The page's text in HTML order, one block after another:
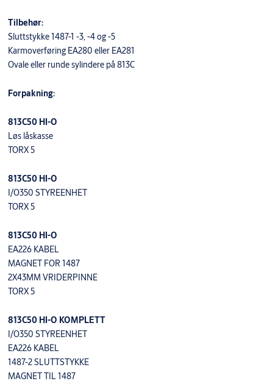
Tilbehør:
Sluttstykke 1487-1 -3, -4 og -5
Karmoverføring EA280 eller EA281
Ovale eller runde sylindere på 813C
Forpakning:
813C50 HI-O
Løs låskasse
TORX 5
813C50 HI-O
I/O350 STYREENHET
TORX 5
813C50 HI-O
EA226 KABEL
MAGNET FOR 1487
2X43MM VRIDERPINNE
TORX 5
813C50 HI-O KOMPLETT
I/O350 STYREENHET
EA226 KABEL
1487-2 SLUTTSTYKKE
MAGNET TIL 1487